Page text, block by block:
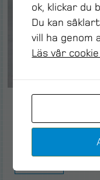
Automatiserat
hos Weland
ok, klickar du
Du kan
vill ha genom
Läs vår